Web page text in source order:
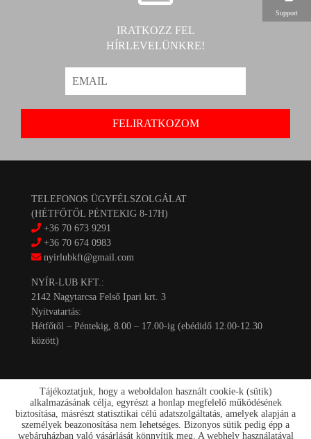
IRATKOZZ FEL
HÍRLEVELÜNKRE!
TELEFONOS ÜGYFÉLSZOLGÁLAT
(HÉTFŐTŐL PÉNTEKIG 8-17H)
+36 70 673 9291
+36 70 674 0983
nyirlubkft@gmail.com
NYÍR-LUB KFT.:
2142 Nagytarcsa Felső Ipari krt. 3
Nyitvatartás:
Hétfőtől – Péntekig, 8.00 – 17.00-ig (ebédidő 12.00-12.30
között)
Kapcsolat
Support
Tájékoztatjuk, hogy a weboldalon használt cookie-k (sütik)
alkalmazásának célja, egyrészt a honlap megfelelő működésének
biztosítása, másrészt statisztikai célú adatszolgáltatás, amelyek alapján a
személyek beazonosítása nem lehetséges. Bizonyos sütik pedig épp a
webáruházban való vásárlását könnyítik meg. A webhely használatával